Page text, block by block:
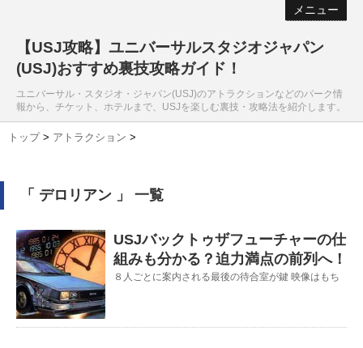
メニュー
【USJ攻略】ユニバーサルスタジオジャパン
(USJ)おすすめ裏技攻略ガイド！
ユニバーサル・スタジオ・ジャパン(USJ)のアトラクションなどのパーク情
報から、チケット、ホテルまで、USJを楽しむ裏技・攻略法を紹介します。
トップ > アトラクション >
「 デロリアン 」 一覧
USJバックトゥザフューチャーの仕
組みも分かる？迫力満点の前列へ！
８人ごとに案内される最後の待合室が鍵 映像はもち